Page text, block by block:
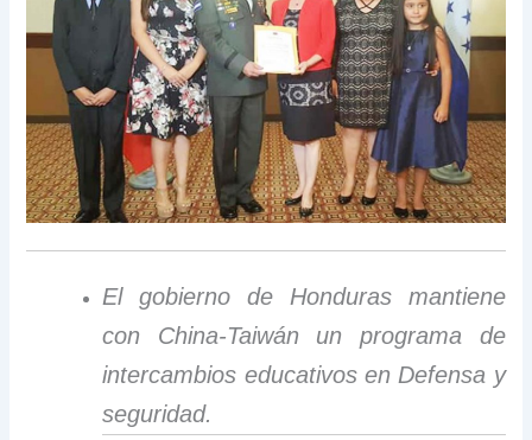
El gobierno de Honduras mantiene
con China-Taiwán un programa de
intercambios educativos en Defensa y
seguridad.